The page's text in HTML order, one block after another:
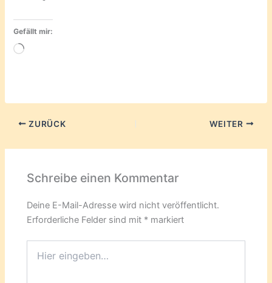
Gefällt mir:
Wird
ZURÜCK WEITER
Schreibe einen Kommentar
Deine E-Mail-Adresse wird nicht veröffentlicht.
Erforderliche Felder sind mit * markiert
eingeben…